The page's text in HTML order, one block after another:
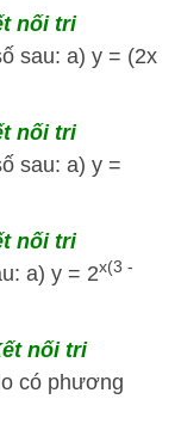
nối tri
sau: a) y = (2x
nối tri
sau: a) y =
nối tri
a) y = 2x(3 -
nối tri
có phương